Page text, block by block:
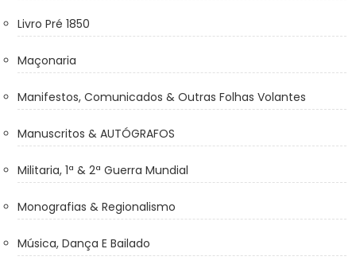
Livro Pré 1850
Maçonaria
Manifestos, Comunicados & Outras Folhas Volantes
Manuscritos & AUTÓGRAFOS
Militaria, 1ª & 2ª Guerra Mundial
Monografias & Regionalismo
Música, Dança E Bailado